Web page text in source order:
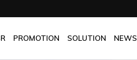
PROMOTION SOLUTION NEWS
Promotion
BEST FRESH & BEST PRICE
HOTEL
RESTAURANT